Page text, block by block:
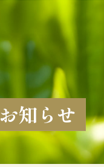
お知らせ